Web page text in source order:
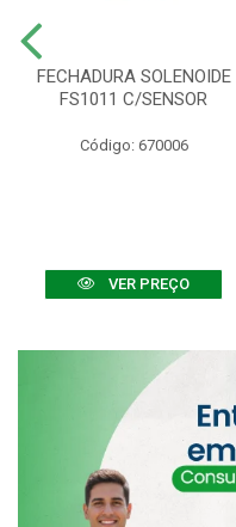
FECHADURA SOLENOIDE
FS1011 C/SENSOR
Código: 670006
VER PREÇO